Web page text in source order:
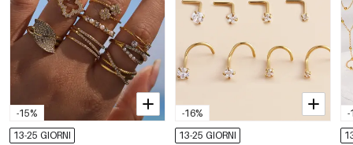
-15%
13-25 GIORNI
-16%
13-25 GIORNI
-